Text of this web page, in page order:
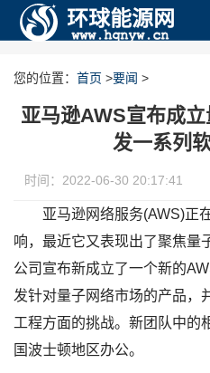
您的位置： 首页 >要闻 >
亚马逊AWS宣布成
发一系列
时间：2022-06-30 20:17:41
亚马逊网络服务(AWS)正
响，最近它又表现出了聚焦量
公司宣布新成立了一个新的
发针对量子网络市场的产品，
工程方面的挑战。新团队中的
国波士顿地区办公。